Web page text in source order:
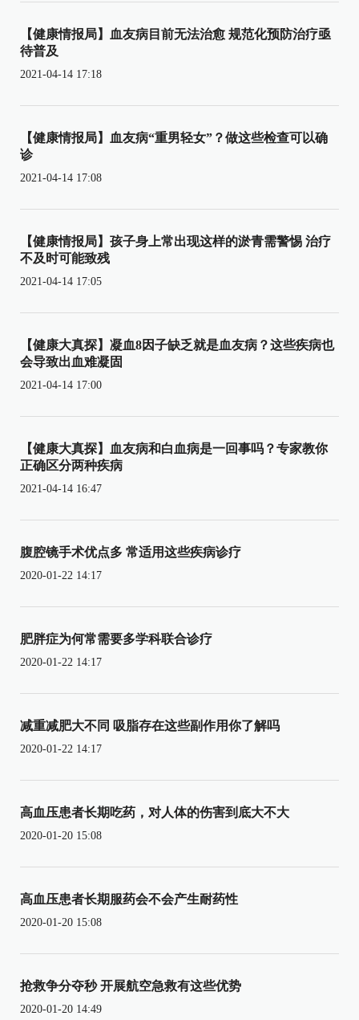
【健康情报局】血友病目前无法治愈 规范化预防治疗亟
待普及
2021-04-14 17:18
【健康情报局】血友病“重男轻女”？做这些检查可以确
诊
2021-04-14 17:08
【健康情报局】孩子身上常出现这样的淤青需警惕 治疗
不及时可能致残
2021-04-14 17:05
【健康大真探】凝血8因子缺乏就是血友病？这些疾病也
会导致出血难凝固
2021-04-14 17:00
【健康大真探】血友病和白血病是一回事吗？专家教你
正确区分两种疾病
2021-04-14 16:47
腹腔镜手术优点多 常适用这些疾病诊疗
2020-01-22 14:17
肥胖症为何常需要多学科联合诊疗
2020-01-22 14:17
减重减肥大不同 吸脂存在这些副作用你了解吗
2020-01-22 14:17
高血压患者长期吃药，对人体的伤害到底大不大
2020-01-20 15:08
高血压患者长期服药会不会产生耐药性
2020-01-20 15:08
抢救争分夺秒 开展航空急救有这些优势
2020-01-20 14:49